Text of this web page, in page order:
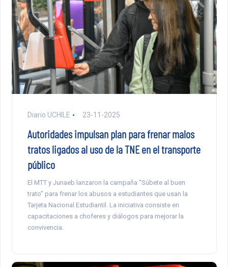
Diario UCHILE 23-11-2025
Autoridades impulsan plan para frenar malos
tratos ligados al uso de la TNE en el transporte
público
El MTT y Junaeb lanzaron la campaña “Súbete al buen
trato” para frenar los abusos a estudiantes que usan la
Tarjeta Nacional Estudiantil. La iniciativa consiste en
capacitaciones a choferes y diálogos para mejorar la
convivencia.